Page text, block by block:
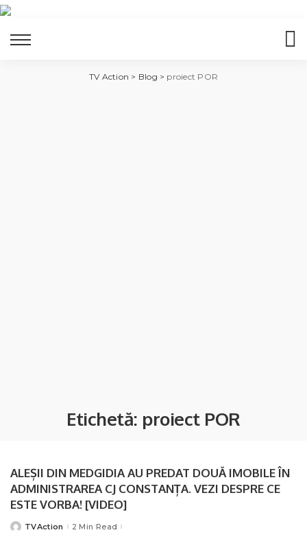
TV Action > Blog > proiect POR
Etichetă: proiect POR
ALEȘII DIN MEDGIDIA AU PREDAT DOUĂ IMOBILE ÎN
ADMINISTRAREA CJ CONSTANȚA. VEZI DESPRE CE
ESTE VORBA! [VIDEO]
PostedTVAction 2 Min Read